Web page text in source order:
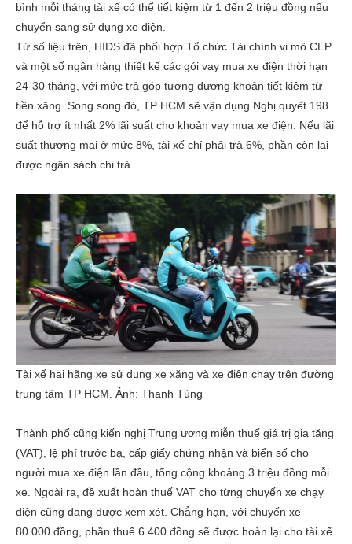
bình mỗi tháng tài xế có thể tiết kiệm từ 1 đến 2 triệu đồng nếu
chuyển sang sử dụng xe điện.
Từ số liệu trên, HIDS đã phối hợp Tổ chức Tài chính vi mô CEP
và một số ngân hàng thiết kế các gói vay mua xe điện thời hạn
24-30 tháng, với mức trả góp tương đương khoản tiết kiệm từ
tiền xăng. Song song đó, TP HCM sẽ vận dụng Nghị quyết 198
để hỗ trợ ít nhất 2% lãi suất cho khoản vay mua xe điện. Nếu lãi
suất thương mại ở mức 8%, tài xế chỉ phải trả 6%, phần còn lại
được ngân sách chi trả.
Tài xế hai hãng xe sử dụng xe xăng và xe điện chạy trên đường
trung tâm TP HCM. Ảnh: Thanh Tùng
Thành phố cũng kiến nghị Trung ương miễn thuế giá trị gia tăng
(VAT), lệ phí trước bạ, cấp giấy chứng nhận và biển số cho
người mua xe điện lần đầu, tổng cộng khoảng 3 triệu đồng mỗi
xe. Ngoài ra, đề xuất hoàn thuế VAT cho từng chuyến xe chạy
điện cũng đang được xem xét. Chẳng hạn, với chuyến xe
80.000 đồng, phần thuế 6.400 đồng sẽ được hoàn lại cho tài xế.